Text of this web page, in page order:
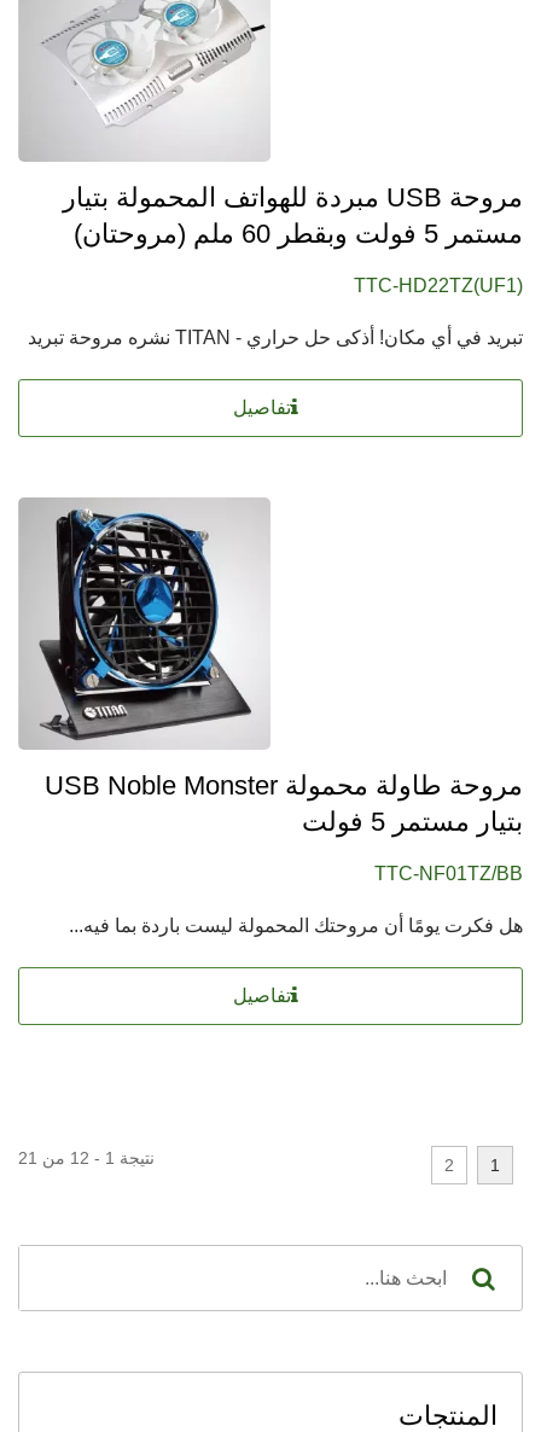
مروحة USB مبردة للهواتف المحمولة بتيار
مستمر 5 فولت وبقطر 60 ملم (مروحتان)
TTC-HD22TZ(UF1)
تبريد في أي مكان! أذكى حل حراري - TITAN نشره مروحة تبريد
تفاصيل
مروحة طاولة محمولة USB Noble Monster
بتيار مستمر 5 فولت
TTC-NF01TZ/BB
هل فكرت يومًا أن مروحتك المحمولة ليست باردة بما فيه...
تفاصيل
نتيجة 1 - 12 من 21 1
2
المنتجات